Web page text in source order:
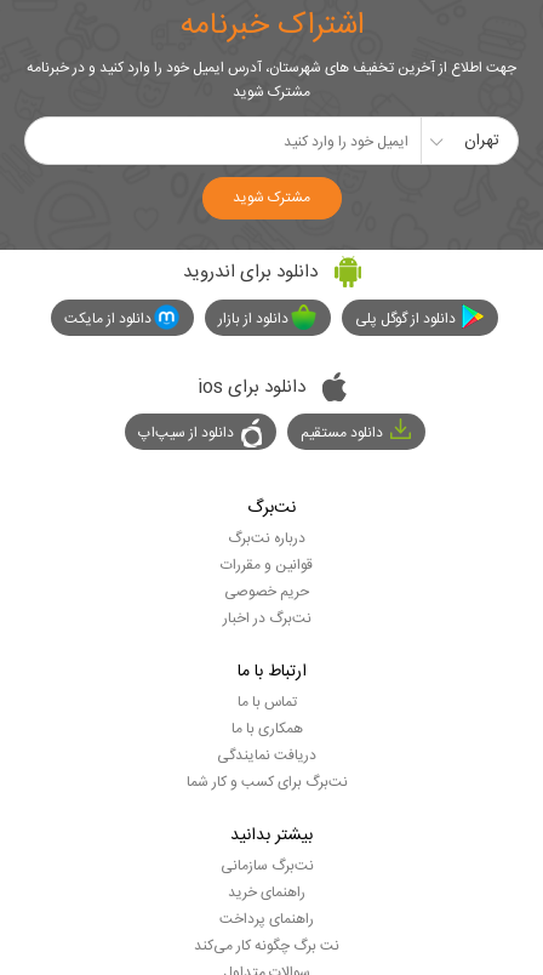
اشتراک خبرنامه
جهت اطلاع از آخرین تخفیف های شهرستان، آدرس ایمیل خود را وارد کنید و در خبرنامه
مشترک شوید
تهران
مشترک شوید
دانلود برای اندروید
دانلود از گوگل پلی دانلود از بازار دانلود از مایکت
دانلود برای ios
دانلود مستقیم دانلود از سیپ‌اپ
نت‌برگ
درباره نت‌برگ
قوانین و مقررات
حریم خصوصی
نت‌برگ در اخبار
ارتباط با ما
تماس با ما
همکاری با ما
دریافت نمایندگی
نت‌برگ برای کسب و کار شما
بیشتر بدانید
نت‌برگ سازمانی
راهنمای خرید
راهنمای پرداخت
نت برگ چگونه کار می‌کند